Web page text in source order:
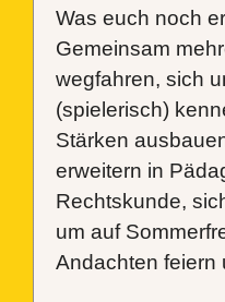
Was euch noch
Gemeinsam
wegfahren, sich
(spielerisch)
Stärken
erweitern in
Rechtskunde,
um auf
Andachten feiern